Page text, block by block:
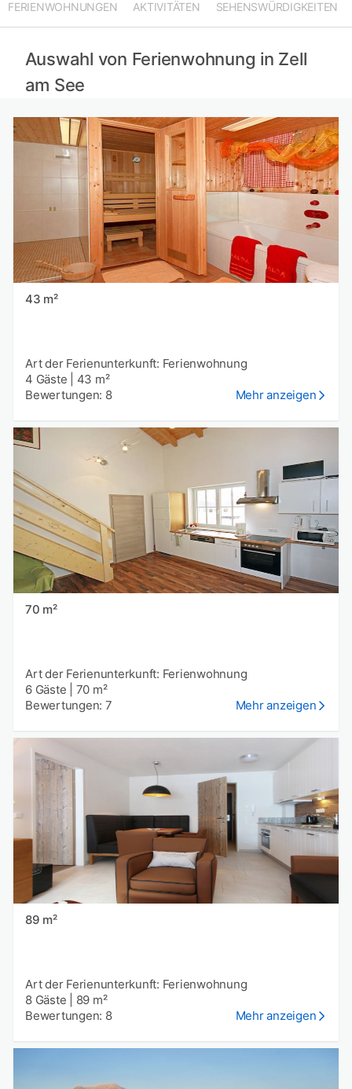
Ferienwohnungen in Salzburg mieten
Ferienwohnungen in Schwaz mieten
FERIENWOHNUNGEN AKTIVITÄTEN SEHENSWÜRDIGKEITEN
Auswahl von Ferienwohnung in Zell
am See
43 m²
Art der Ferienunterkunft: Ferienwohnung
4 Gäste
43 m²
Bewertungen: 8
Mehr anzeigen
70 m²
Art der Ferienunterkunft: Ferienwohnung
6 Gäste
70 m²
Bewertungen: 7
Mehr anzeigen
89 m²
Art der Ferienunterkunft: Ferienwohnung
8 Gäste
89 m²
Bewertungen: 8
Mehr anzeigen